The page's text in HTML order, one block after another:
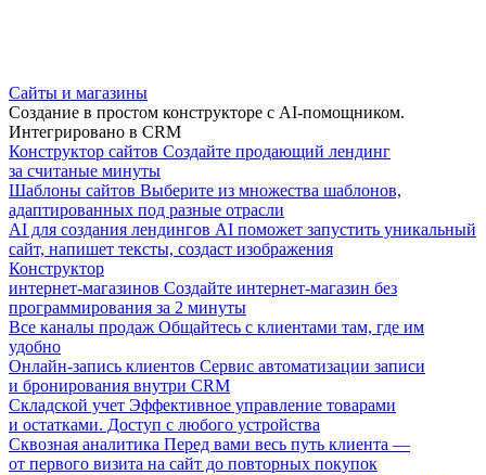
Сайты и магазины
Создание в простом конструкторе с AI-помощником.
Интегрировано в CRM
Конструктор сайтов Создайте продающий лендинг
за считаные минуты
Шаблоны сайтов Выберите из множества шаблонов,
адаптированных под разные отрасли
AI для создания лендингов AI поможет запустить уникальный
сайт, напишет тексты, создаст изображения
Конструктор
интернет-магазинов Создайте интернет-магазин без
программирования за 2 минуты
Все каналы продаж Общайтесь с клиентами там, где им
удобно
Онлайн-запись клиентов Сервис автоматизации записи
и бронирования внутри CRM
Складской учет Эффективное управление товарами
и остатками. Доступ с любого устройства
Сквозная аналитика Перед вами весь путь клиента —
от первого визита на сайт до повторных покупок